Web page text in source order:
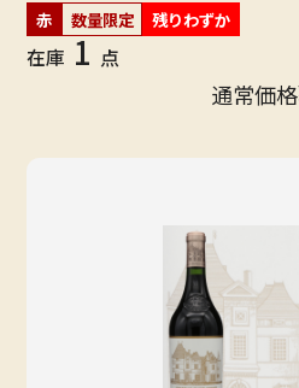
T&Cワイン
商品一覧
情報セキュリティ基本方針
プライバシーポリシー
赤 数量限定 残りわずか
在庫 1 点
通常価格